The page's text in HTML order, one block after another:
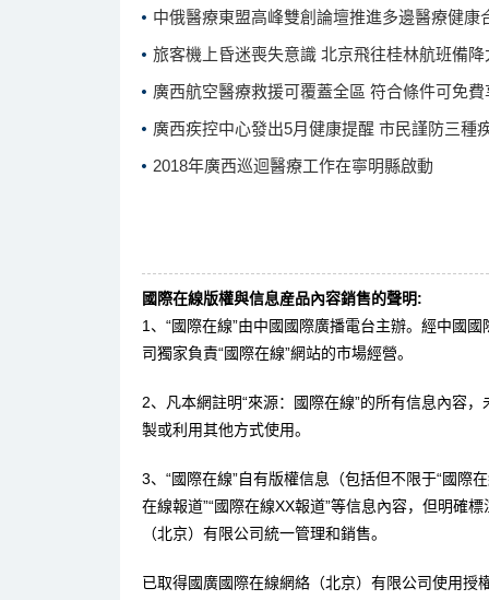
中俄醫療東盟高峰雙創論壇推進多邊醫療健康
旅客機上昏迷喪失意識 北京飛往桂林航班備降
廣西航空醫療救援可覆蓋全區 符合條件可免費
廣西疾控中心發出5月健康提醒 市民謹防三種
2018年廣西巡迴醫療工作在寧明縣啟動
國際在線版權與信息産品內容銷售的聲明:
1、“國際在線”由中國國際廣播電台主辦。經中國
司獨家負責“國際在線”網站的市場經營。
2、凡本網註明“來源：國際在線”的所有信息內容
製或利用其他方式使用。
3、“國際在線”自有版權信息（包括但不限于“國際
在線報道”“國際在線XX報道”等信息內容，但明確
（北京）有限公司統一管理和銷售。
已取得國廣國際在線網絡（北京）有限公司使用